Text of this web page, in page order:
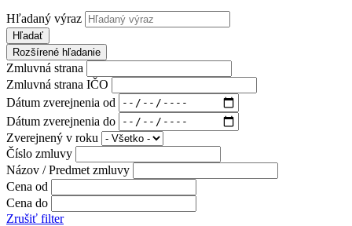
Hľadaný výraz
Hľadať
Rozšírené hľadanie
Zmluvná strana
Zmluvná strana IČO
Dátum zverejnenia od
Dátum zverejnenia do
Zverejnený v roku
Číslo zmluvy
Názov / Predmet zmluvy
Cena od
Cena do
Zrušiť filter